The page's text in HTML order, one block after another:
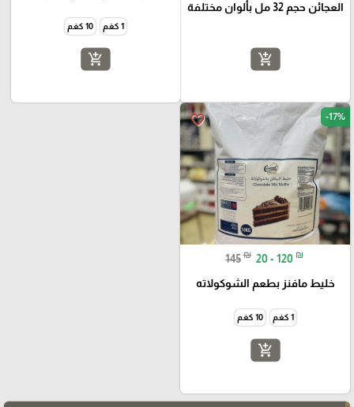
العجائن حجم 32 مل بألوان مختلفة
add_shopping_cart
1 كغم 10 كغم
add_shopping_cart
favorite_border -17%
145 ₪ 20 - 120 ₪
خليط مافنز بطعم الشوكولاته
1 كغم 10 كغم
add_shopping_cart